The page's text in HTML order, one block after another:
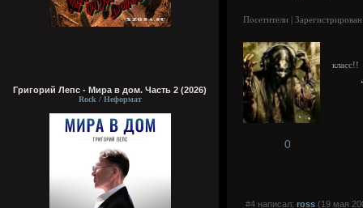
Григорий Лепс - Мира в дом. Часть 2 (2026)
Rock / Неформат
Посетители |
класс!!
0
#4 написал: ross (19 мая